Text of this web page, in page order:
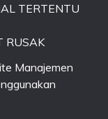
TERTENTU
RUSAK
Manajemen